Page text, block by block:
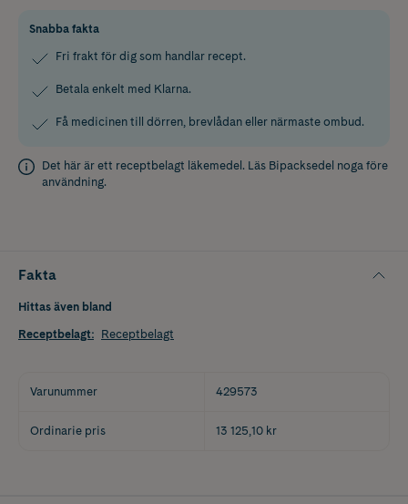
Snabba fakta
Fri frakt för dig som handlar recept.
Betala enkelt med Klarna.
Få medicinen till dörren, brevlådan eller närmaste ombud.
Det här är ett receptbelagt läkemedel. Läs Bipacksedel noga före
användning.
Fakta
Hittas även bland
Receptbelagt: Receptbelagt
Varunummer 429573
Ordinarie pris 13 125,10 kr